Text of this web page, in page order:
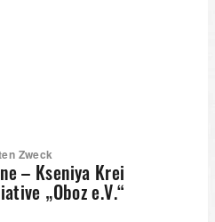
Zweck
– Kseniya Krei
„Oboz e.V.“